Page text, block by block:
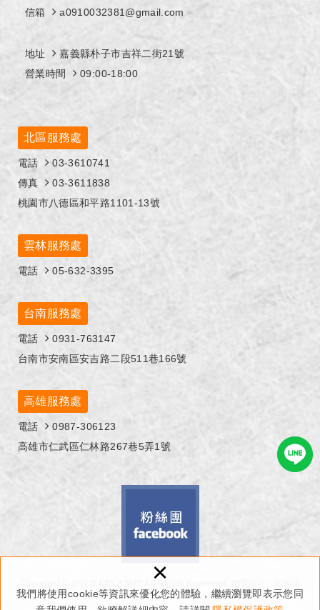
我們將使用cookie等資訊來優化您的體驗，繼續瀏覽即表示您同
×
信箱
a0910032381@gmail.com
地址
嘉義縣朴子市吉祥二街21號
營業時間
09:00-18:00
北區服務處
電話
03-3610741
傳真
03-3611838
桃園市八德區和平路1101-13號
雲林服務處
電話 05-632-3395
台南服務處
電話
0931-763147
台南市安南區安吉路二段511巷166號
高雄服務處
電話
0987-306123
高雄市仁武區仁林路267巷5弄1號